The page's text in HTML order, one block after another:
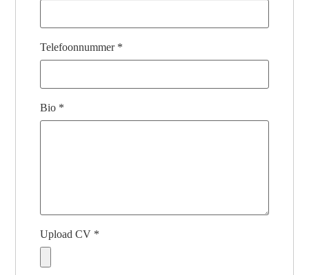
Telefoonnummer *
Bio *
Upload CV *